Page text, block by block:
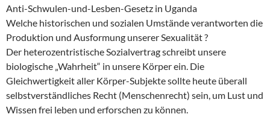
Anti-Schwulen-und-Lesben-Gesetz in Uganda
Welche historischen und sozialen Umstände verantworten die
Produktion und Ausformung unserer Sexualität ?
Der heterozentristische Sozialvertrag schreibt unsere
biologische „Wahrheit“ in unsere Körper ein. Die
Gleichwertigkeit aller Körper-Subjekte sollte heute überall
selbstverständliches Recht (Menschenrecht) sein, um Lust und
Wissen frei leben und erforschen zu können.